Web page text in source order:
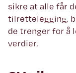
sikre at alle får
tilrettelegging,
de trenger for å
verdier.